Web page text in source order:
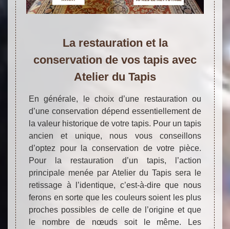
La restauration et la
conservation de vos tapis avec
Atelier du Tapis
En générale, le choix d’une restauration ou
d’une conservation dépend essentiellement de
la valeur historique de votre tapis. Pour un tapis
ancien et unique, nous vous conseillons
d’optez pour la conservation de votre pièce.
Pour la restauration d’un tapis, l’action
principale menée par Atelier du Tapis sera le
retissage à l’identique, c’est-à-dire que nous
ferons en sorte que les couleurs soient les plus
proches possibles de celle de l’origine et que
le nombre de nœuds soit le même. Les